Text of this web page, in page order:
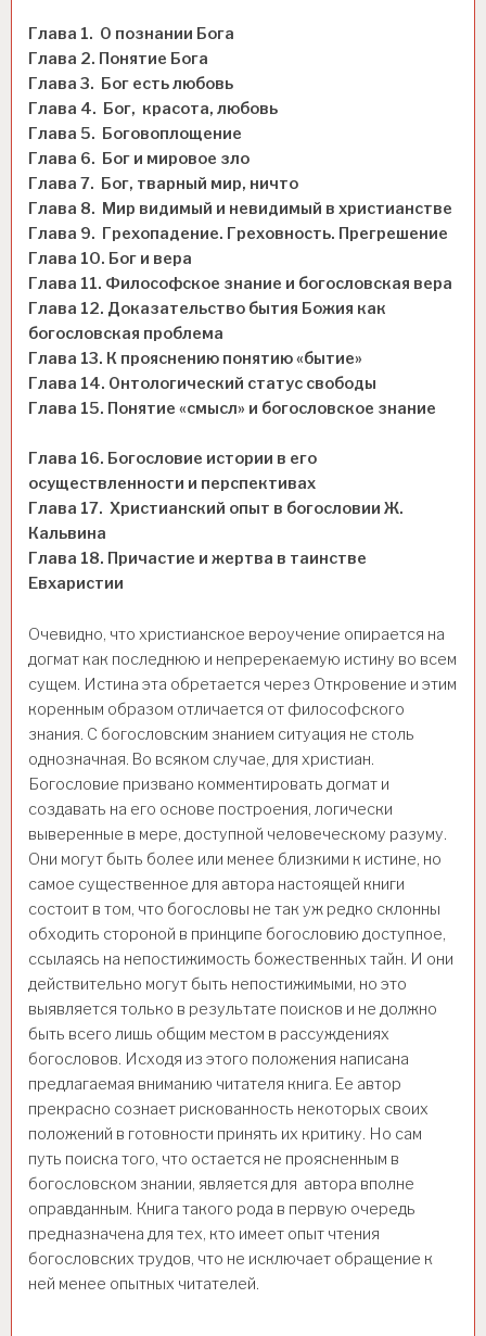
Глава 1. О познании Бога
Глава 2. Понятие Бога
Глава 3. Бог есть любовь
Глава 4. Бог, красота, любовь
Глава 5. Боговоплощение
Глава 6. Бог и мировое зло
Глава 7. Бог, тварный мир, ничто
Глава 8. Мир видимый и невидимый в христианстве
Глава 9. Грехопадение. Греховность. Прегрешение
Глава 10. Бог и вера
Глава 11. Философское знание и богословская вера
Глава 12. Доказательство бытия Божия как
богословская проблема
Глава 13. К прояснению понятию «бытие»
Глава 14. Онтологический статус свободы
Глава 15. Понятие «смысл» и богословское знание
Глава 16. Богословие истории в его
осуществленности и перспективах
Глава 17. Христианский опыт в богословии Ж.
Кальвина
Глава 18. Причастие и жертва в таинстве
Евхаристии
Очевидно, что христианское вероучение опирается на
догмат как последнюю и непререкаемую истину во всем
сущем. Истина эта обретается через Откровение и этим
коренным образом отличается от философского
знания. С богословским знанием ситуация не столь
однозначная. Во всяком случае, для христиан.
Богословие призвано комментировать догмат и
создавать на его основе построения, логически
выверенные в мере, доступной человеческому разуму.
Они могут быть более или менее близкими к истине, но
самое существенное для автора настоящей книги
состоит в том, что богословы не так уж редко склонны
обходить стороной в принципе богословию доступное,
ссылаясь на непостижимость божественных тайн. И они
действительно могут быть непостижимыми, но это
выявляется только в результате поисков и не должно
быть всего лишь общим местом в рассуждениях
богословов. Исходя из этого положения написана
предлагаемая вниманию читателя книга. Ее автор
прекрасно сознает рискованность некоторых своих
положений в готовности принять их критику. Но сам
путь поиска того, что остается не проясненным в
богословском знании, является для автора вполне
оправданным. Книга такого рода в первую очередь
предназначена для тех, кто имеет опыт чтения
богословских трудов, что не исключает обращение к
ней менее опытных читателей.